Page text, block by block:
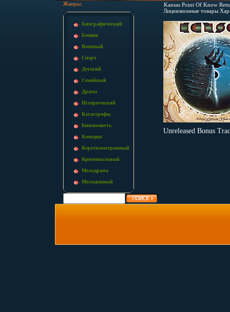
Жанры:
Биографический
Боевик
Военный
Спорт
Детский
Семейный
Драма
Исторический
Катастрофы
Киноповесть
Комедия
Короткометражный
Криминальный
Мелодрама
Молодежный
Kansas Point Of Know
Лицензионные товары
Unreleased Bonus